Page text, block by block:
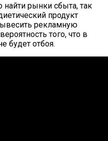
рынки сбыта, так
продукт
рекламную
того, что в
будет отбоя.